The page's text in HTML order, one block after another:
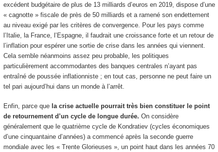
excédent budgétaire de plus de 13 milliards d’euros en 2019, dispose d’une
« cagnotte » fiscale de près de 50 milliards et a ramené son endettement
au niveau exigé par les critères de convergence. Pour les pays comme
l’Italie, la France, l’Espagne, il faudrait une croissance forte et un retour de
l’inflation pour espérer une sortie de crise dans les années qui viennent.
Cela semble néanmoins assez peu probable, les politiques
particulièrement accommodantes des banques centrales n’ayant pas
entraîné de poussée inflationniste ; en tout cas, personne ne peut faire un
tel pari aujourd’hui dans un monde à l’arrêt.
Enfin, parce que la crise actuelle pourrait très bien constituer le point
de retournement d’un cycle de longue durée. On considère
généralement que le quatrième cycle de Kondratiev (cycles économiques
d’une cinquantaine d’années) a commencé après la seconde guerre
mondiale avec les « Trente Glorieuses », un point haut dans les années 70